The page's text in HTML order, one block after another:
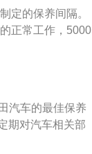
定的保养间隔。
正常工作，5000
根据时间或里程
。汽车保养的项
速箱油、火花
养所以都要更
箱、冷气系统、
检测与维护。
汽车的最佳保养
期对汽车相关部
工作，又称汽车